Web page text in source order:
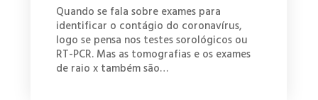
Quando se fala sobre exames para
identificar o contágio do coronavírus,
logo se pensa nos testes sorológicos ou
RT-PCR. Mas as tomografias e os exames
de raio x também são…